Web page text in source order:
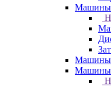
Машины
Машины
Машины